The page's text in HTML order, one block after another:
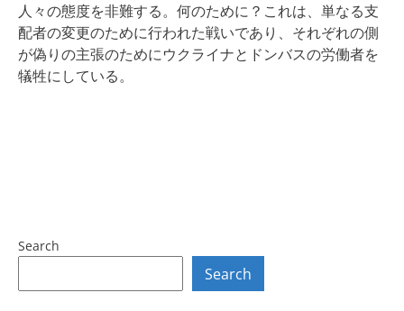
人々の態度を非難する。何のために？ これは、単なる支
配者の変更のために行われた戦いであり、それぞれの側
が偽りの主張のためにウクライナとドンバスの労働者を
犠牲にしている。
Search
Search